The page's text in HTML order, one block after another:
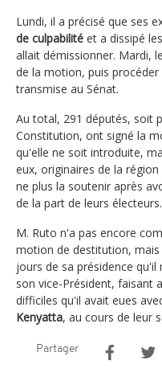
Lundi, il a précisé que ses
de culpabilité et a dissipé
allait démissionner. Mardi,
de la motion, puis
transmise au Sénat.
Au total, 291 députés, soit
Constitution, ont signé la
qu'elle ne soit introduite,
eux, originaires de la
ne plus la soutenir après
de la part de leurs électeurs.
M. Ruto n'a pas encore
motion de destitution, mais
jours de sa présidence
son vice-Président, faisant
difficiles qu'il avait eues
Kenyatta, au cours de leur
Partager